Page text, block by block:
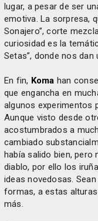
lugar, a pesar de ser
emotiva. La sorpresa,
Sonajero”, corte
curiosidad es la
Setas”, donde nos
En fin, Koma han
que engancha en
algunos experimentos
Aunque visto desde
acostumbrados a
cambiado
había salido bien, pero
diablo, por ello los
ideas novedosas.
formas, a estas alturas
más.